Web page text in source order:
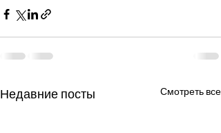
Недавние посты Смотреть все